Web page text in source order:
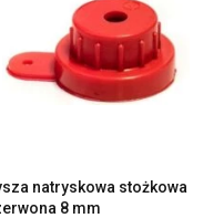
natryskowa stożkowa
8 mm